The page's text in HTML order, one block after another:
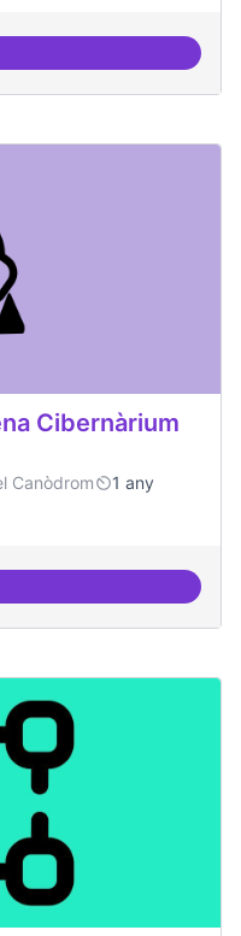
amb centres de
Cibernàrium
Canòdrom
1 any
oferta antena